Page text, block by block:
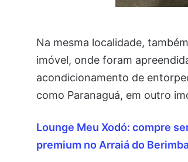
Na mesma localidade,
imóvel, onde foram
acondicionamento de
como Paranaguá, em outro
Lounge Meu Xodó: compre
premium no Arraiá do